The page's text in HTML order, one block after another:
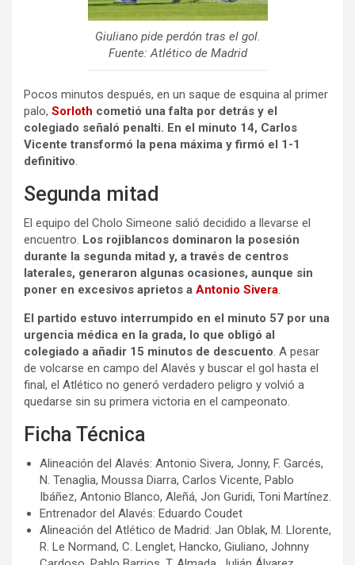
Giuliano pide perdón tras el gol.
Fuente: Atlético de Madrid
Pocos minutos después, en un saque de esquina al primer
palo, Sorloth cometió una falta por detrás y el
colegiado señaló penalti. En el minuto 14, Carlos
Vicente transformó la pena máxima y firmó el 1-1
definitivo.
Segunda mitad
El equipo del Cholo Simeone salió decidido a llevarse el
encuentro. Los rojiblancos dominaron la posesión
durante la segunda mitad y, a través de centros
laterales, generaron algunas ocasiones, aunque sin
poner en excesivos aprietos a Antonio Sivera.
El partido estuvo interrumpido en el minuto 57 por una
urgencia médica en la grada, lo que obligó al
colegiado a añadir 15 minutos de descuento. A pesar
de volcarse en campo del Alavés y buscar el gol hasta el
final, el Atlético no generó verdadero peligro y volvió a
quedarse sin su primera victoria en el campeonato.
Ficha Técnica
Alineación del Alavés: Antonio Sivera, Jonny, F. Garcés,
N. Tenaglia, Moussa Diarra, Carlos Vicente, Pablo
Ibáñez, Antonio Blanco, Aleñá, Jon Guridi, Toni Martínez.
Entrenador del Alavés: Eduardo Coudet
Alineación del Atlético de Madrid: Jan Oblak, M. Llorente,
R. Le Normand, C. Lenglet, Hancko, Giuliano, Johnny